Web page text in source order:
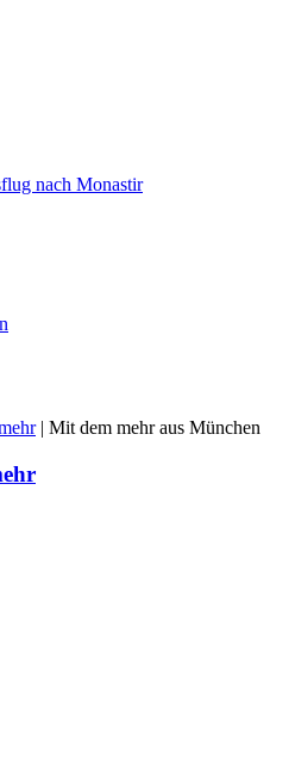
nach Monastir
| Mit dem mehr aus München